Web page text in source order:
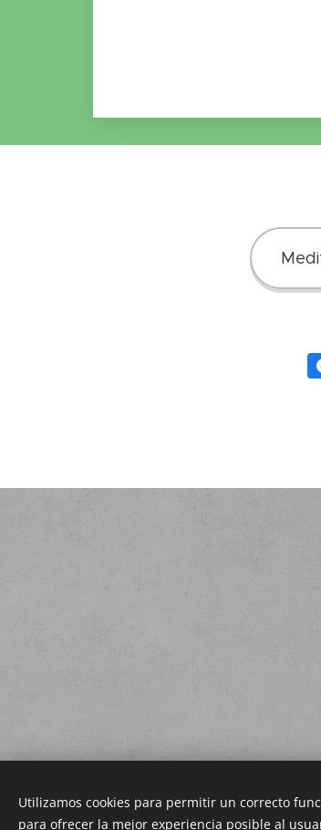
Utilizamos cookies para permitir un correcto
para ofrecer la mejor experiencia posible al